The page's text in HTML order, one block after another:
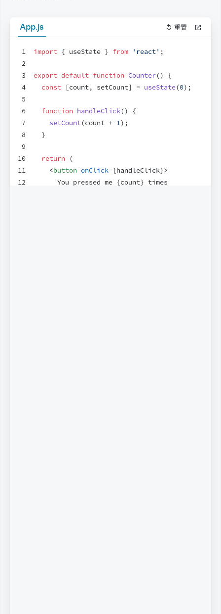
App.js 重置
1
2
3
4
5
6
7
8
9
10
11
12
import { useState } from 'react' ;
export default function Counter()
{
const
[count, setCount] = useState(0) ;
function handleClick()
{
setCount(count + 1) ;
}
return
(
<button onClick={handleClick}>
      You pressed me
{count} times